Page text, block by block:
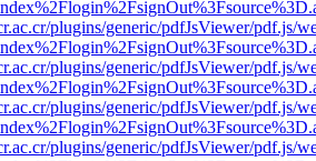
plugins/generic/pdfJsViewer/pdf.js/
plugins/generic/pdfJsViewer/pdf.js/
plugins/generic/pdfJsViewer/pdf.js/
plugins/generic/pdfJsViewer/pdf.js/